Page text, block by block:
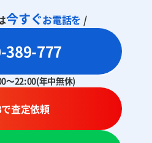
今すぐお電話を /
389-777
～22:00(年中無休)
査定依頼